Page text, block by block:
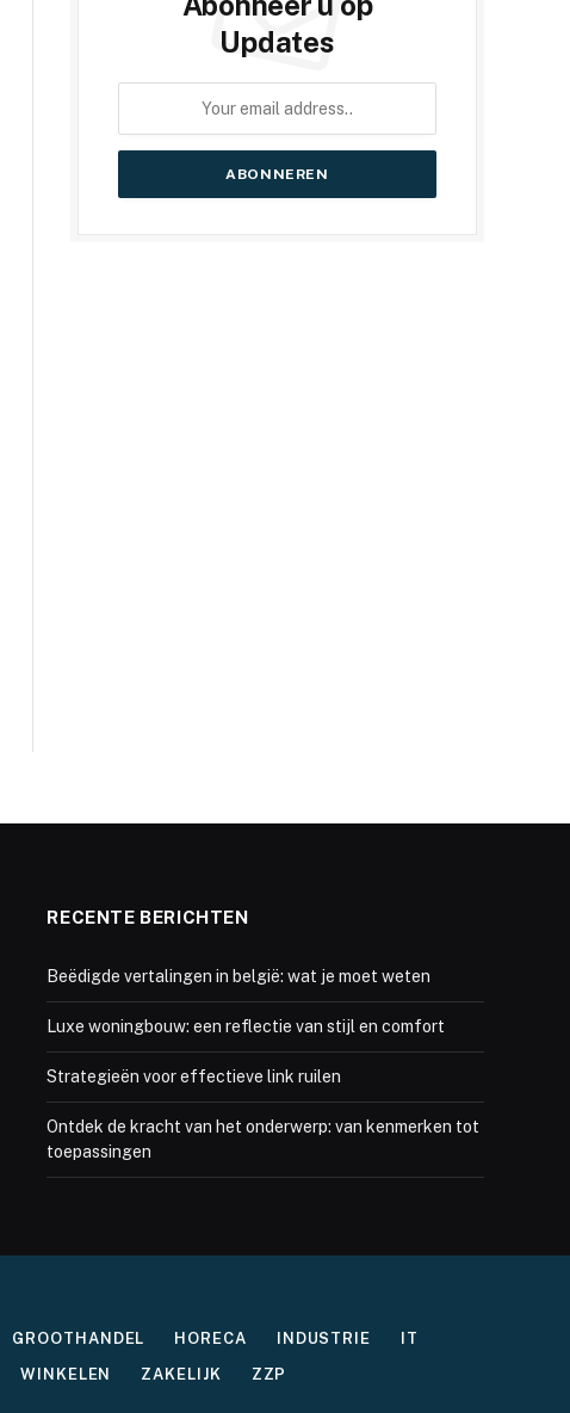
Updates
RECENTE BERICHTEN
Beëdigde vertalingen in belgië: wat je moet weten
Luxe woningbouw: een reflectie van stijl en comfort
Strategieën voor effectieve link ruilen
Ontdek de kracht van het onderwerp: van kenmerken tot
toepassingen
GROOTHANDEL HORECA INDUSTRIE
IT
WINKELEN ZAKELIJK ZZP